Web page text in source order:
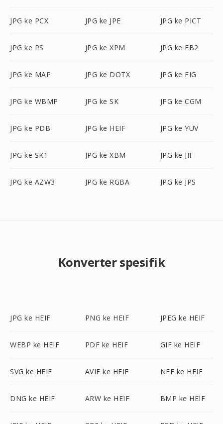
JPG ke PCX JPG ke JPE JPG ke PICT
JPG ke PS JPG ke XPM JPG ke FB2
JPG ke MAP JPG ke DOTX JPG ke FIG
JPG ke WBMP JPG ke SK JPG ke CGM
JPG ke PDB JPG ke HEIF JPG ke YUV
JPG ke SK1 JPG ke XBM JPG ke JIF
JPG ke AZW3 JPG ke RGBA JPG ke JPS
Konverter spesifik
JPG ke HEIF PNG ke HEIF JPEG ke HEIF
WEBP ke HEIF PDF ke HEIF GIF ke HEIF
SVG ke HEIF AVIF ke HEIF NEF ke HEIF
DNG ke HEIF ARW ke HEIF BMP ke HEIF